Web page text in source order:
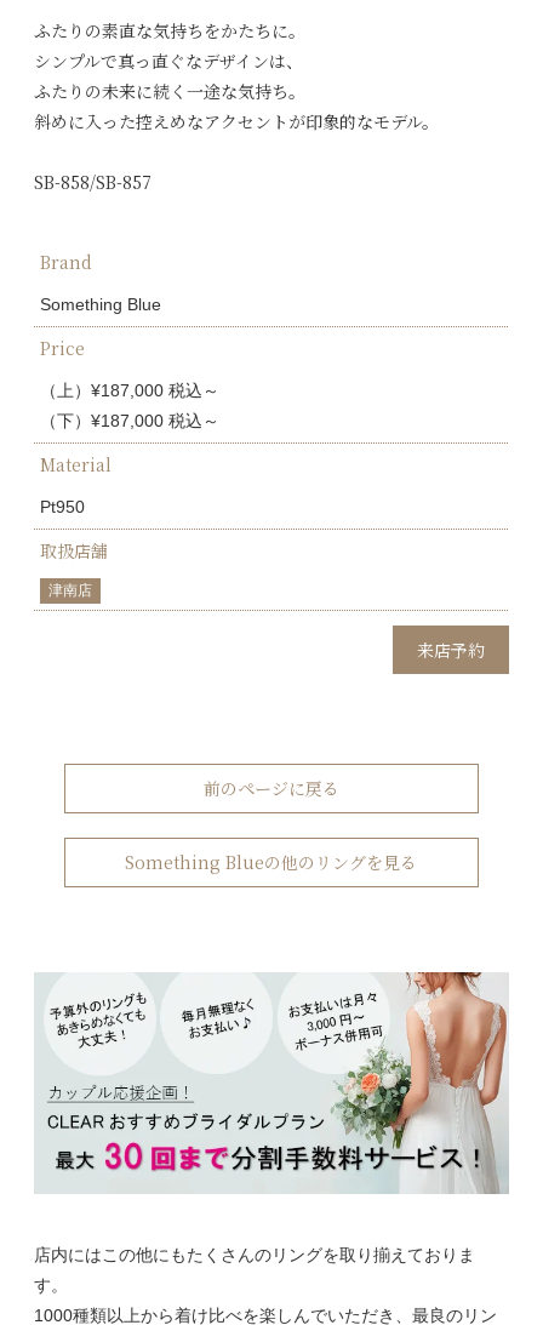
ふたりの素直な気持ちをかたちに。
シンプルで真っ直ぐなデザインは、
ふたりの未来に続く一途な気持ち。
斜めに入った控えめなアクセントが印象的なモデル。
SB-858/SB-857
Brand
Something Blue
Price
（上）¥187,000 税込～
（下）¥187,000 税込～
Material
Pt950
取扱店舗
津南店
来店予約
前のページに戻る
Something Blueの他のリングを見る
店内にはこの他にもたくさんのリングを取り揃えておりま
す。
1000種類以上から着け比べを楽しんでいただき、最良のリン